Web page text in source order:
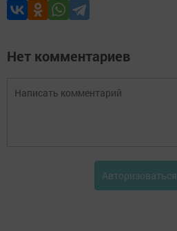
Нет комментариев
Авторизоваться